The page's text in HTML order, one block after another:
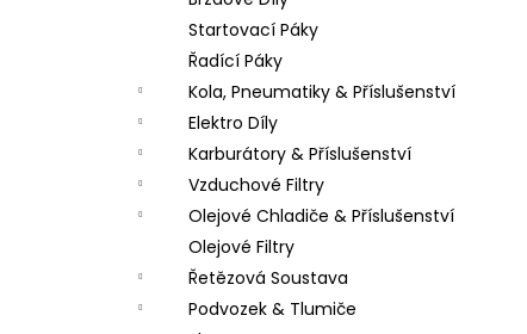
Startovací Páky
Řadící Páky
Kola, Pneumatiky & Příslušenství
Elektro Díly
Karburátory & Příslušenství
Vzduchové Filtry
Olejové Chladiče & Příslušenství
Olejové Filtry
Řetězová Soustava
Podvozek & Tlumiče
LOŽISKO KOLA 6202 2RS STOMP,
DEMONX ,WPB